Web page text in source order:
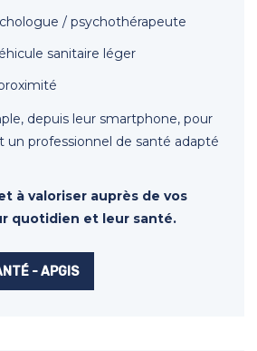
/ psychothérapeute
sanitaire léger
depuis leur smartphone, pour
un professionnel de santé adapté
à valoriser auprès de vos
quotidien et leur santé.
- APGIS